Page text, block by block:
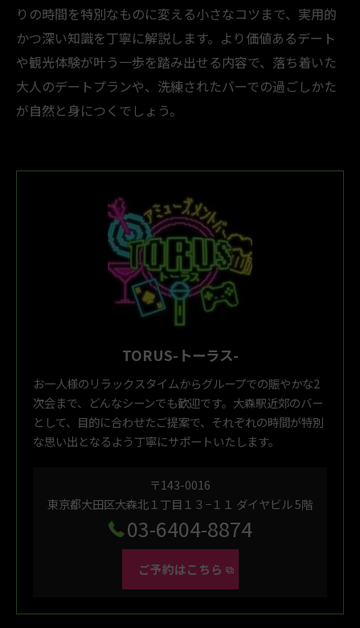
りの時間を特別なものに変える小さなコツまで、実用的
かつ深い知識を丁寧に解説します。より価値あるデート
や観光体験が叶う一歩を踏み出せる内容で、落ち着いた
大人のデートプランや、洗練されたバーでの過ごしかた
が自然と身につくでしょう。
TORUS-トーラス-
お一人様のリラックスタイムからグループでの賑やかな2
次会まで、どんなシーンでも歓迎です。大森駅近郊のバー
として、目的に合わせたご提案で、それぞれの時間が特別
な思い出となるよう丁寧にサポートいたします。
〒143-0016
東京都大田区大森北１丁目１３−１１ ダイヤビル 5階
03-6404-8874
ご予約はこちら